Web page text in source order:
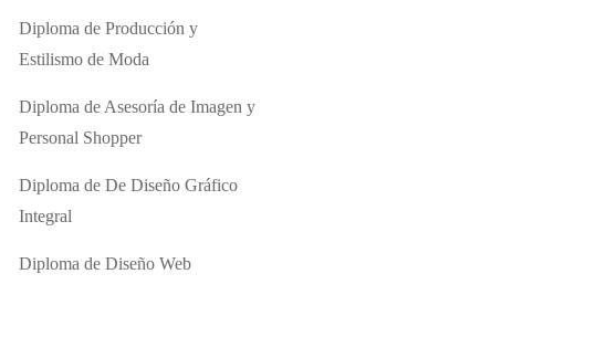
Diploma de Producción y
Estilismo de Moda
Diploma de Asesoría de Imagen y
Personal Shopper
Diploma de De Diseño Gráfico
Integral
Diploma de Diseño Web